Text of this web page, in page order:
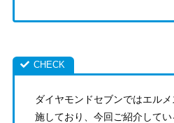
ダイヤモンドセブンではエル
施しており、今回ご紹介して